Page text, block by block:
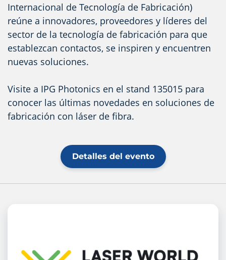
Internacional de Tecnología de Fabricación)
reúne a innovadores, proveedores y líderes del
sector de la tecnología de fabricación para que
establezcan contactos, se inspiren y encuentren
nuevas soluciones.
Visite a IPG Photonics en el stand 135015 para
conocer las últimas novedades en soluciones de
fabricación con láser de fibra.
Detalles del evento